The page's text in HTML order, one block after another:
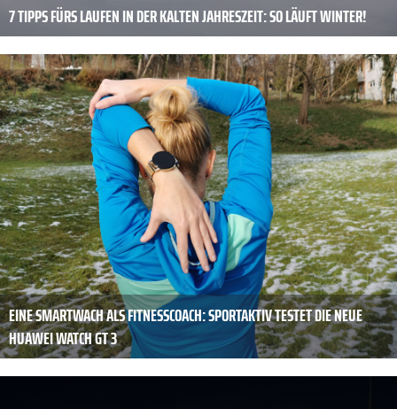
7 TIPPS FÜRS LAUFEN IN DER KALTEN JAHRESZEIT: SO LÄUFT WINTER!
EINE SMARTWACH ALS FITNESSCOACH: SPORTAKTIV TESTET DIE NEUE
HUAWEI WATCH GT 3